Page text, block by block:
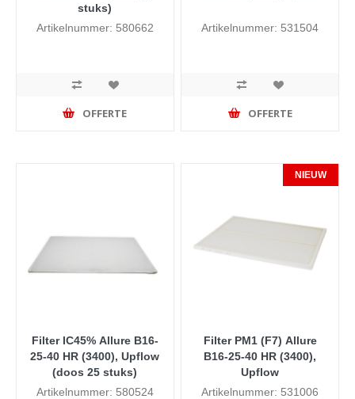
stuks)
Artikelnummer: 580662
OFFERTE
Artikelnummer: 531504
OFFERTE
Filter IC45% Allure B16-
25-40 HR (3400), Upflow
(doos 25 stuks)
Artikelnummer: 580524
NIEUW
Filter PM1 (F7) Allure
B16-25-40 HR (3400),
Upflow
Artikelnummer: 531006